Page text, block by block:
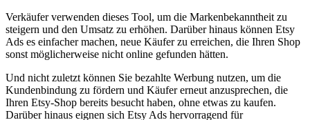
Verkäufer verwenden dieses Tool, um die Markenbekanntheit zu
steigern und den Umsatz zu erhöhen. Darüber hinaus können Etsy
Ads es einfacher machen, neue Käufer zu erreichen, die Ihren Shop
sonst möglicherweise nicht online gefunden hätten.
Und nicht zuletzt können Sie bezahlte Werbung nutzen, um die
Kundenbindung zu fördern und Käufer erneut anzusprechen, die
Ihren Etsy-Shop bereits besucht haben, ohne etwas zu kaufen.
Darüber hinaus eignen sich Etsy Ads hervorragend für